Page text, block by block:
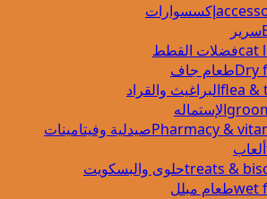
إكسسوارات
سرير
فضلات القطط
طعام جاف
البراغيث والقراد
الإستماله
صيدلية وفيتامينات
ألعاب
حلوى والبسكويت
طعام مبلل